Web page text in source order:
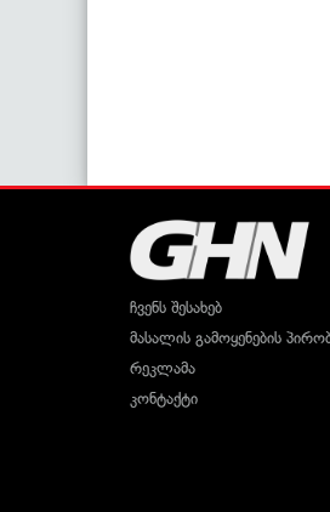
ჩვენს შესახებ
მასალის გამოყენების
რეკლამა
კონტაქტი